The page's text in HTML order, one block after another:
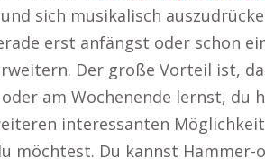
sich musikalisch
erst anfängst oder schon
Der große Vorteil ist,
am Wochenende lernst, du
interessanten
möchtest. Du kannst